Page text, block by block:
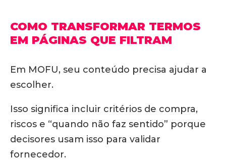
COMO TRANSFORMAR TERMOS
EM PÁGINAS QUE FILTRAM
Em MOFU, seu conteúdo precisa ajudar a
escolher.
Isso significa incluir critérios de compra,
riscos e “quando não faz sentido” porque
decisores usam isso para validar
fornecedor.